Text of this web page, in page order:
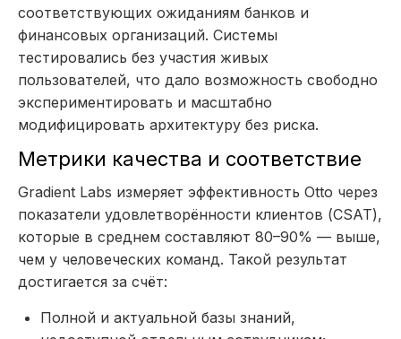
соответствующих ожиданиям банков и
финансовых организаций. Системы
тестировались без участия живых
пользователей, что дало возможность свободно
экспериментировать и масштабно
модифицировать архитектуру без риска.
Метрики качества и соответствие
Gradient Labs измеряет эффективность Otto через
показатели удовлетворённости клиентов (CSAT),
которые в среднем составляют 80–90% — выше,
чем у человеческих команд. Такой результат
достигается за счёт:
Полной и актуальной базы знаний,